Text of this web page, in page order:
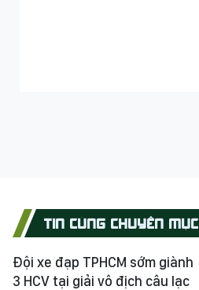
TIN CÙNG CHUYÊN MỤC
Đội xe đạp TPHCM sớm giành
3 HCV tại giải vô địch câu lạc